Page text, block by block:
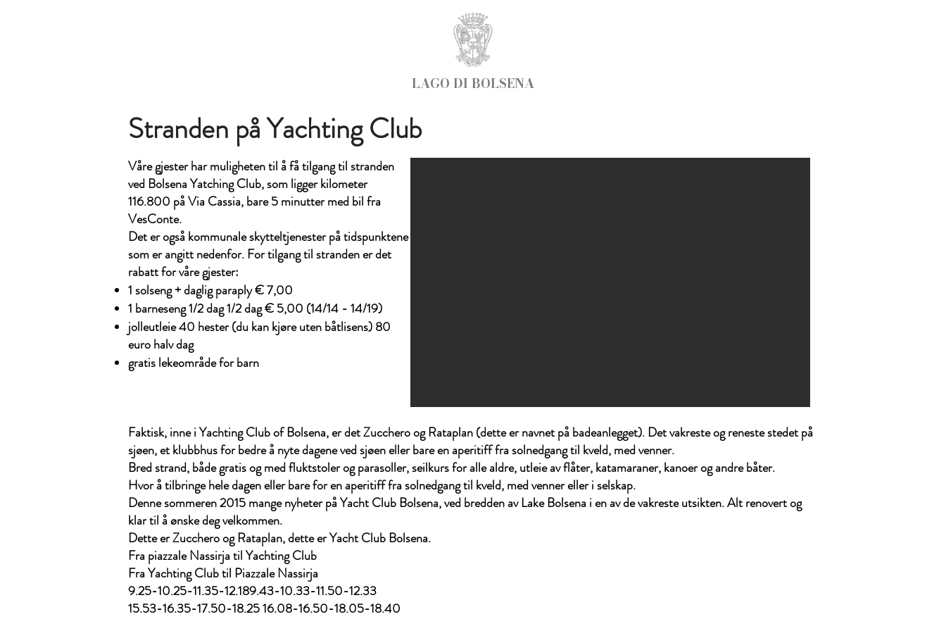
LAGO DI BOLSENA
Stranden på Yachting Club
Våre gjester har muligheten til å få tilgang til stranden
ved Bolsena Yatching Club, som ligger kilometer
116.800 på Via Cassia, bare 5 minutter med bil fra
VesConte.
Det er også kommunale skytteltjenester på tidspunktene
som er angitt nedenfor. For tilgang til stranden er det
rabatt for våre gjester:
1 solseng + daglig paraply € 7,00
1 barneseng 1/2 dag 1/2 dag € 5,00 (14/14 - 14/19)
jolleutleie 40 hester (du kan kjøre uten båtlisens) 80
euro halv dag
gratis lekeområde for barn
Faktisk, inne i Yachting Club of Bolsena, er det Zucchero og Rataplan (dette er navnet på badeanlegget). Det vakreste og reneste stedet på
sjøen, et klubbhus for bedre å nyte dagene ved sjøen eller bare en aperitiff fra solnedgang til kveld, med venner.
Bred strand, både gratis og med fluktstoler og parasoller, seilkurs for alle aldre, utleie av flåter, katamaraner, kanoer og andre båter.
Hvor å tilbringe hele dagen eller bare for en aperitiff fra solnedgang til kveld, med venner eller i selskap.
Denne sommeren 2015 mange nyheter på Yacht Club Bolsena, ved bredden av Lake Bolsena i en av de vakreste utsikten. Alt renovert og
klar til å ønske deg velkommen.
Dette er Zucchero og Rataplan, dette er Yacht Club Bolsena.
Fra piazzale Nassirja til Yachting Club
Fra Yachting Club til Piazzale Nassirja
9.25-10.25-11.35-12.189.43-10.33-11.50-12.33
15.53-16.35-17.50-18.25 16.08-16.50-18.05-18.40